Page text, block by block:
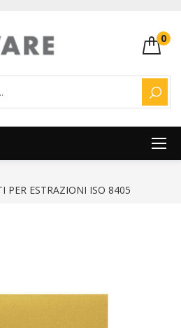
0
PER ESTRAZIONI ISO 8405